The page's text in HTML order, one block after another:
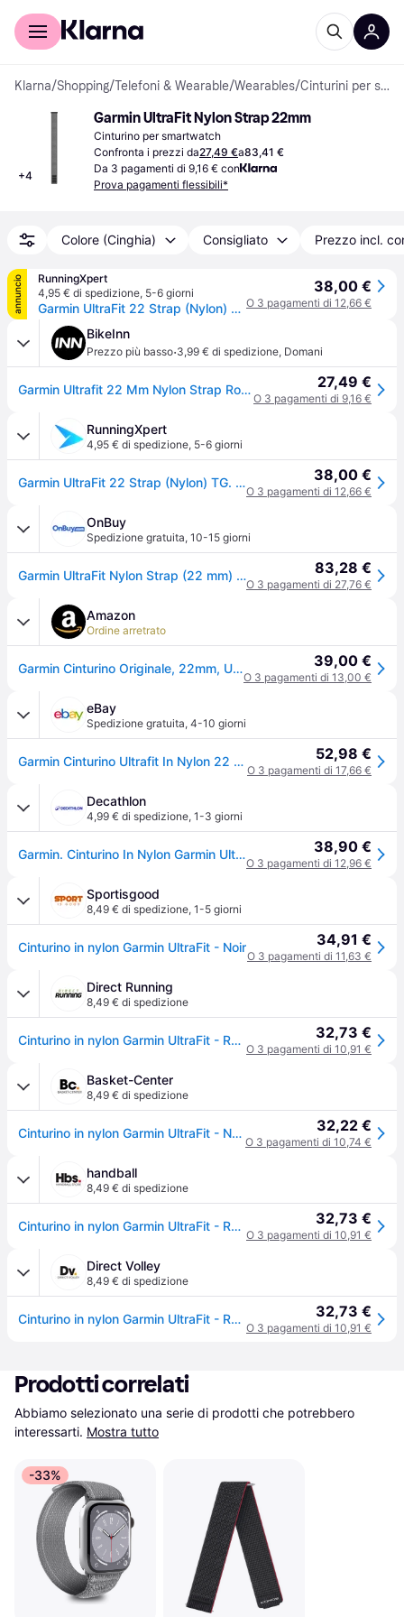
Per il tuo shopping
Klarna/Shopping/Telefoni & Wearable/Wearables/ Cinturini per smartwatch
+4
Garmin UltraFit Nylon Strap 22mm
Cinturino per smartwatch
Confronta i prezzi da27,49 €a83,41 €
Da 3 pagamenti di 9,16 € con
Prova pagamenti flessibili*
Colore (Cinghia) Consigliato Prezzo incl.
annuncio
RunningXpert
4,95 € di spedizione, 5-6 giorni
Garmin UltraFit 22 Strap (Nylon) TG. ONE SIZE Uomo Grigio Elettronica
38,00 €
O 3 pagamenti di 12,66 €
BikeInn
Prezzo più basso·3,99 € di spedizione, Domani
Garmin Ultrafit 22 Mm Nylon Strap Rosso 27,49 €
O 3 pagamenti di 9,16 €
RunningXpert
4,95 € di spedizione, 5-6 giorni
Garmin UltraFit 22 Strap (Nylon) TG. ONE SIZE Uomo Grigio Elettronica 38,00 €
O 3 pagamenti di 12,66 €
OnBuy
Spedizione gratuita, 10-15 giorni
Garmin UltraFit Nylon Strap (22 mm) - Gray 83,28 €
O 3 pagamenti di 27,76 €
Amazon
Ordine arretrato
Garmin Cinturino Originale, 22mm, UltraFit in Nylon, Chiusura a strappo, Ultra leggero, Elastico, Anti microbico, Black 39,00 €
O 3 pagamenti di 13,00 €
eBay
Spedizione gratuita, 4-10 giorni
Garmin Cinturino Ultrafit In Nylon 22 Mm Nero 010-13306-10 52,98 €
O 3 pagamenti di 17,66 €
Decathlon
4,99 € di spedizione, 1-3 giorni
Garmin. Cinturino In Nylon Garmin Ultrafit Cinturino Ritiro Gratis - rosso - 22 38,90 €
O 3 pagamenti di 12,96 €
Sportisgood
8,49 € di spedizione, 1-5 giorni
Cinturino in nylon Garmin UltraFit - Noir 34,91 €
O 3 pagamenti di 11,63 €
Direct Running
8,49 € di spedizione
Cinturino in nylon Garmin UltraFit - Rouge 32,73 €
O 3 pagamenti di 10,91 €
Basket-Center
8,49 € di spedizione
Cinturino in nylon Garmin UltraFit - Noir 32,22 €
O 3 pagamenti di 10,74 €
handball
8,49 € di spedizione
Cinturino in nylon Garmin UltraFit - Rouge 32,73 €
O 3 pagamenti di 10,91 €
Direct Volley
8,49 € di spedizione
Cinturino in nylon Garmin UltraFit - Rouge 32,73 €
O 3 pagamenti di 10,91 €
Prodotti correlati
Abbiamo selezionato una serie di prodotti che potrebbero
interessarti. Mostra tutto
-33%